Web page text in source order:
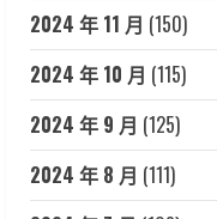
2024 年 11 月 (150)
2024 年 10 月 (115)
2024 年 9 月 (125)
2024 年 8 月 (111)